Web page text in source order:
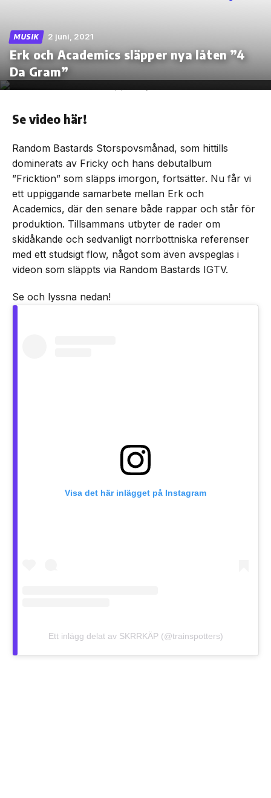
Skip
the
MUSIK 2 juni, 2021
Erk och Academics släpper nya låten ”4
Da Gram”
Se video här!
Random Bastards Storspovsmånad, som hittills
dominerats av Fricky och hans debutalbum
”Fricktion” som släpps imorgon, fortsätter. Nu får vi
ett uppiggande samarbete mellan Erk och
Academics, där den senare både rappar och står för
produktion. Tillsammans utbyter de rader om
skidåkande och sedvanligt norrbottniska referenser
med ett studsigt flow, något som även avspeglas i
videon som släppts via Random Bastards IGTV.
Se och lyssna nedan!
Visa det här inlägget på Instagram
Ett inlägg delat av SKRRKÄP (@trainspotters)